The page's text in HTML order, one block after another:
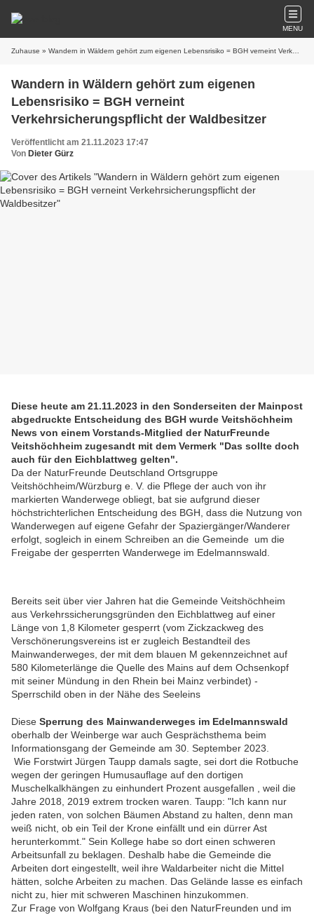
MENU
Zuhause » Wandern in Wäldern gehört zum eigenen Lebensrisiko = BGH verneint Verkehrsicherungspflicht der Waldbesitzer
Wandern in Wäldern gehört zum eigenen
Lebensrisiko = BGH verneint
Verkehrsicherungspflicht der Waldbesitzer
Veröffentlicht am 21.11.2023 17:47
Von Dieter Gürz
Diese heute am 21.11.2023 in den Sonderseiten der Mainpost
abgedruckte Entscheidung des BGH wurde Veitshöchheim
News von einem Vorstands-Mitglied der NaturFreunde
Veitshöchheim zugesandt mit dem Vermerk "Das sollte doch
auch für den Eichblattweg gelten".
Da der NaturFreunde Deutschland Ortsgruppe
Veitshöchheim/Würzburg e. V. die Pflege der auch von ihr
markierten Wanderwege obliegt, bat sie aufgrund dieser
höchstrichterlichen Entscheidung des BGH, dass die Nutzung von
Wanderwegen auf eigene Gefahr der Spaziergänger/Wanderer
erfolgt, sogleich in einem Schreiben an die Gemeinde um die
Freigabe der gesperrten Wanderwege im Edelmannswald.
Bereits seit über vier Jahren hat die Gemeinde Veitshöchheim
aus Verkehrssicherungsgründen den Eichblattweg auf einer
Länge von 1,8 Kilometer gesperrt (vom Zickzackweg des
Verschönerungsvereins ist er zugleich Bestandteil des
Mainwanderweges, der mit dem blauen M gekennzeichnet auf
580 Kilometerlänge die Quelle des Mains auf dem Ochsenkopf
mit seiner Mündung in den Rhein bei Mainz verbindet) -
Sperrschild oben in der Nähe des Seeleins
Diese Sperrung des Mainwanderweges im Edelmannswald
oberhalb der Weinberge war auch Gesprächsthema beim
Informationsgang der Gemeinde am 30. September 2023.
Wie Forstwirt Jürgen Taupp damals sagte, sei dort die Rotbuche
wegen der geringen Humusauflage auf den dortigen
Muschelkalkhängen zu einhundert Prozent ausgefallen , weil die
Jahre 2018, 2019 extrem trocken waren. Taupp: "Ich kann nur
jeden raten, von solchen Bäumen Abstand zu halten, denn man
weiß nicht, ob ein Teil der Krone einfällt und ein dürrer Ast
herunterkommt." Sein Kollege habe so dort einen schweren
Arbeitsunfall zu beklagen. Deshalb habe die Gemeinde die
Arbeiten dort eingestellt, weil ihre Waldarbeiter nicht die Mittel
hätten, solche Arbeiten zu machen. Das Gelände lasse es einfach
nicht zu, hier mit schweren Maschinen hinzukommen.
Zur Frage von Wolfgang Kraus (bei den NaturFreunden und im